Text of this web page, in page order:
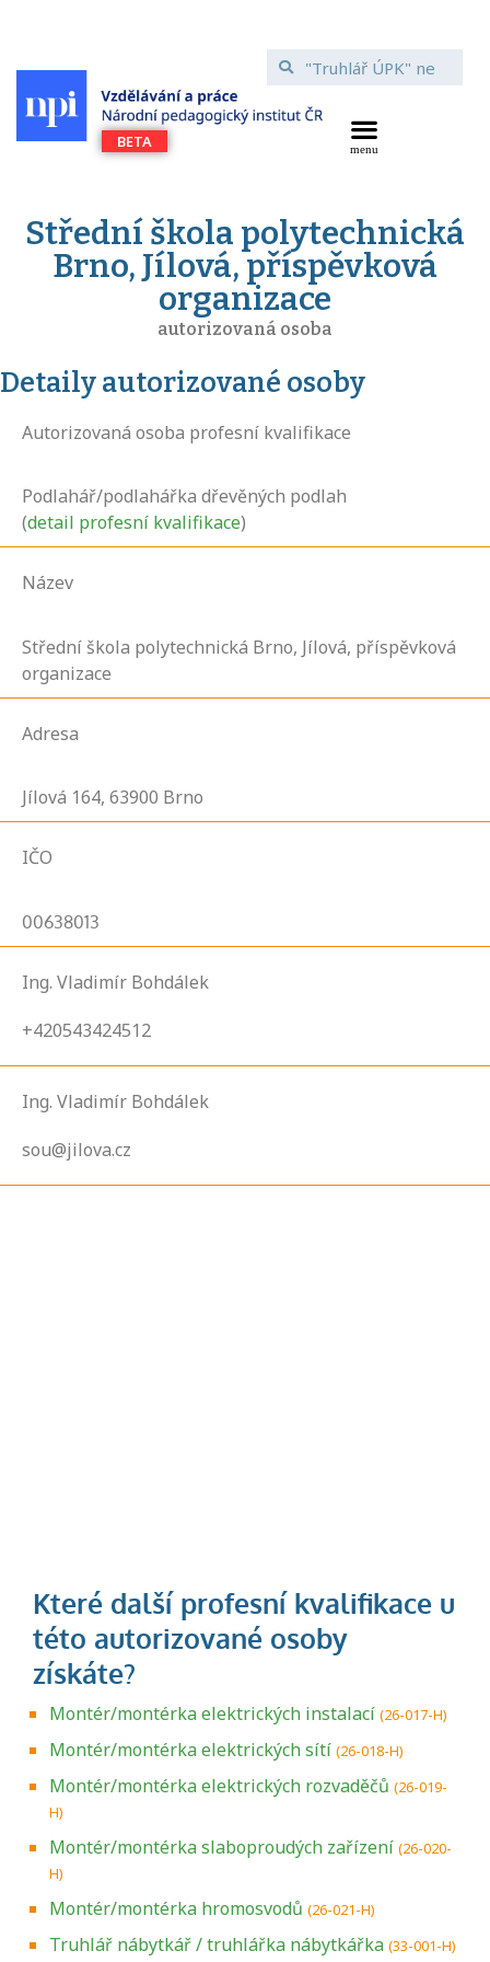
Střední škola polytechnická
Brno, Jílová, příspěvková
organizace
autorizovaná osoba
Detaily autorizované osoby
Autorizovaná osoba profesní kvalifikace
Podlahář/podlahářka dřevěných podlah
(detail profesní kvalifikace)
Název
Střední škola polytechnická Brno, Jílová, příspěvková
organizace
Adresa
Jílová 164, 63900 Brno
IČO
00638013
Ing. Vladimír Bohdálek
+420543424512
Ing. Vladimír Bohdálek
sou@jilova.cz
Montér/montérka elektrických instalací (26-017-H)
Montér/montérka elektrických sítí (26-018-H)
Montér/montérka elektrických rozvaděčů (26-019-
H)
Montér/montérka slaboproudých zařízení (26-020-
H)
Montér/montérka hromosvodů (26-021-H)
Truhlář nábytkář / truhlářka nábytkářka (33-001-H)